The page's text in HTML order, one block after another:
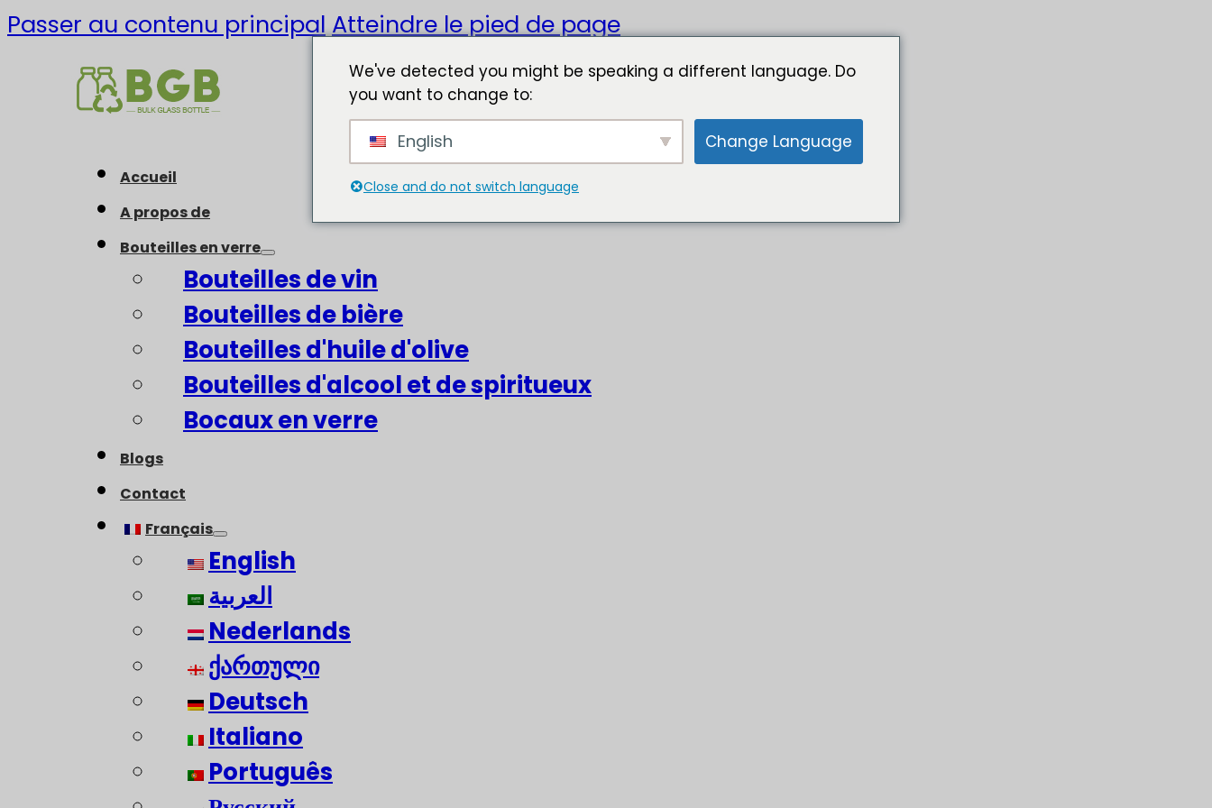
Passer au contenu principalAtteindre le pied de page
Accueil
A propos de
Bouteilles en verre
Bouteilles de vin
Bouteilles de bière
Bouteilles d'huile d'olive
Bouteilles d'alcool et de spiritueux
Bocaux en verre
Blogs
Contact
Français
English
العربية
Nederlands
ქართული
Deutsch
Italiano
Português
We've detected you might be speaking a different language. Do
you want to change to:
English Change Language
Close and do not switch language